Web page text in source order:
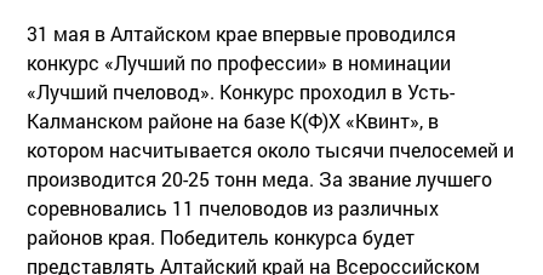
31 мая в Алтайском крае впервые проводился
конкурс «Лучший по профессии» в номинации
«Лучший пчеловод». Конкурс проходил в Усть-
Калманском районе на базе К(Ф)Х «Квинт», в
котором насчитывается около тысячи пчелосемей и
производится 20-25 тонн меда. За звание лучшего
соревновались 11 пчеловодов из различных
районов края. Победитель конкурса будет
представлять Алтайский край на Всероссийском